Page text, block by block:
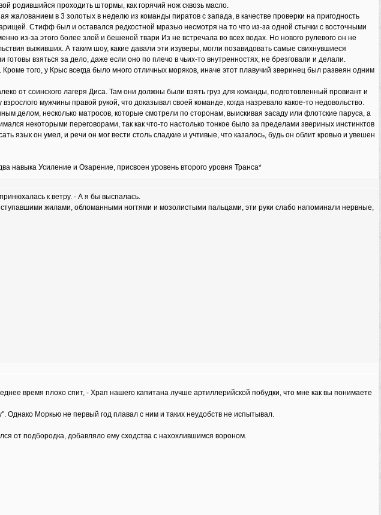
родившийся проходить штормы, как горячий нож сквозь масло.
в 3 золотых в неделю из команды пиратов с запада, в качестве проверки на пригодность
Стифф был и оставался редкостной мразью несмотря на то что из-за одной стычки с восточными
из-за этого более злой и бешеной твари Из не встречала во всех водах. Но нового рулевого он не
выживших. А таким шоу, какие давали эти изуверы, могли позавидовать самые свихнувшиеся
взяться за дело, даже если оно по плечо в чьих-то внутренностях, не брезговали и делали.
того, у Крыс всегда было много отличных моряков, иначе этот плавучий зверинец был развеян одним
от соинского лагеря Диса. Там они должны были взять груз для команды, подготовленный провиант и
мужчины правой рукой, что доказывал своей команде, когда назревало какое-то недовольство.
делом, несколько матросов, которые смотрели по сторонам, выискивая засаду или флотские паруса, а
некоторыми переговорами, так как что-то настолько тонкое было за пределами звериных инстинктов
язык он умел, и речи он мог вести столь сладкие и учтивые, что казалось, будь он облит кровью и увешен
навыка Усиление и Озарение, присвоен уровень второго уровня Транса*
к ветру. - А я бы выспалась.
жилами, обломанными ногтями и мозолистыми пальцами, эти руки слабо напоминали нервные,
время плохо спит, - Храп нашего капитана лучше артиллерийской побудки, что мне как вы понимаете
Однако Моркью не первый год плавал с ним и таких неудобств не испытывал.
от подбородка, добавляло ему сходства с нахохлившимся вороном.